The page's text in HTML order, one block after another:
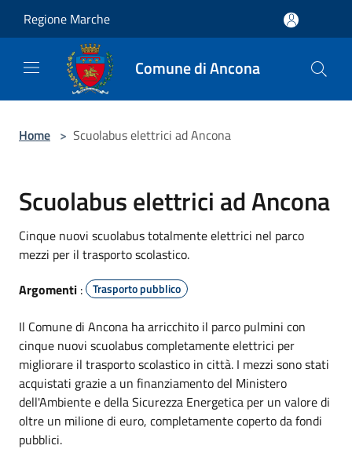
Regione Marche
Comune di Ancona
Home > Scuolabus elettrici ad Ancona
Scuolabus elettrici ad Ancona
Cinque nuovi scuolabus totalmente elettrici nel parco
mezzi per il trasporto scolastico.
Argomenti : Trasporto pubblico
Il Comune di Ancona ha arricchito il parco pulmini con
cinque nuovi scuolabus completamente elettrici per
migliorare il trasporto scolastico in città. I mezzi sono stati
acquistati grazie a un finanziamento del Ministero
dell'Ambiente e della Sicurezza Energetica per un valore di
oltre un milione di euro, completamente coperto da fondi
pubblici.